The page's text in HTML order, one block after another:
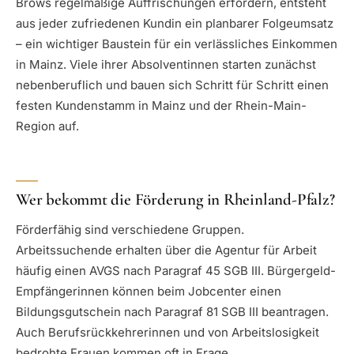
aus jeder zufriedenen Kundin ein planbarer Folgeumsatz
– ein wichtiger Baustein für ein verlässliches Einkommen
in Mainz. Viele ihrer Absolventinnen starten zunächst
nebenberuflich und bauen sich Schritt für Schritt einen
festen Kundenstamm in Mainz und der Rhein-Main-
Region auf.
Wer bekommt die Förderung in Rheinland-Pfalz?
Förderfähig sind verschiedene Gruppen.
Arbeitssuchende erhalten über die Agentur für Arbeit
häufig einen AVGS nach Paragraf 45 SGB III. Bürgergeld-
Empfängerinnen können beim Jobcenter einen
Bildungsgutschein nach Paragraf 81 SGB III beantragen.
Auch Berufsrückkehrerinnen und von Arbeitslosigkeit